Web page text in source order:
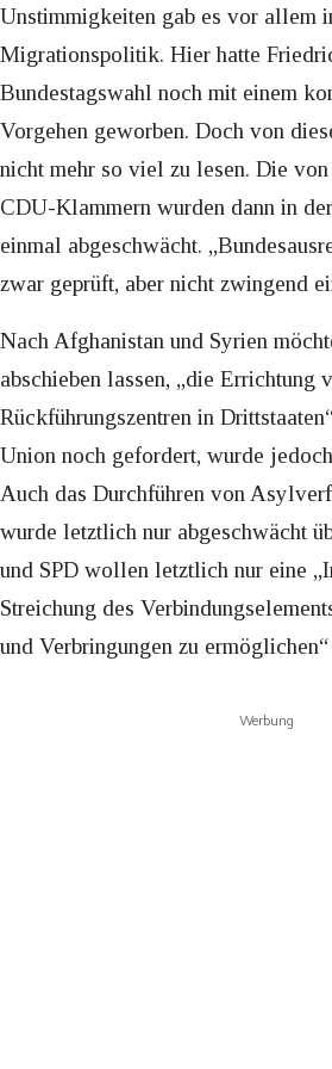
Unstimmigkeiten gab es vor allem
Migrationspolitik. Hier hatte
Bundestagswahl noch mit einem
Vorgehen geworben. Doch von
nicht mehr so viel zu lesen. Die von
CDU-Klammern wurden dann in
einmal abgeschwächt.
zwar geprüft, aber nicht zwingend
Nach Afghanistan und Syrien
abschieben lassen, „die Errichtung
Rückführungszentren in
Union noch gefordert, wurde
Auch das Durchführen von
wurde letztlich nur abgeschwächt
und SPD wollen letztlich nur eine
Streichung des
und Verbringungen zu ermöglichen“
Werbung